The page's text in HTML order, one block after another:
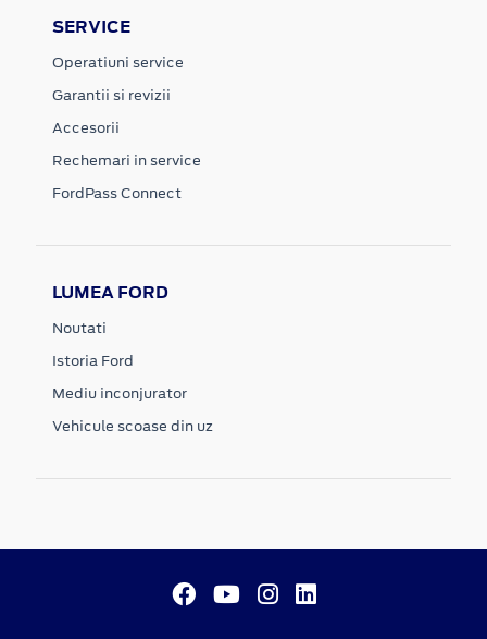
SERVICE
Operatiuni service
Garantii si revizii
Accesorii
Rechemari in service
FordPass Connect
LUMEA FORD
Noutati
Istoria Ford
Mediu inconjurator
Vehicule scoase din uz